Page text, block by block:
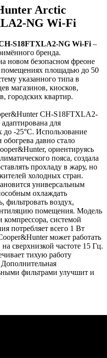
Arctic
NG Wi-Fi
S18FTXLA2-NG Wi-Fi –
бренда.
новом безопасном фреоне
помещениях площадью до 50
указанного типа в
магазинов, киосков,
городских квартир.
CH-S18FTXLA2-
для
-25°C. Использование
давно стало
ориентируясь
пояса, создала
прохладу в жару, но
холодных стран.
универсальным
охлаждать
фильтровать воздух,
помещения. Модель
системой
потребляет всего 1 Вт
может работать
сверхнизкой частоте 15 Гц.
тихую работу
фильтрами улучшит и